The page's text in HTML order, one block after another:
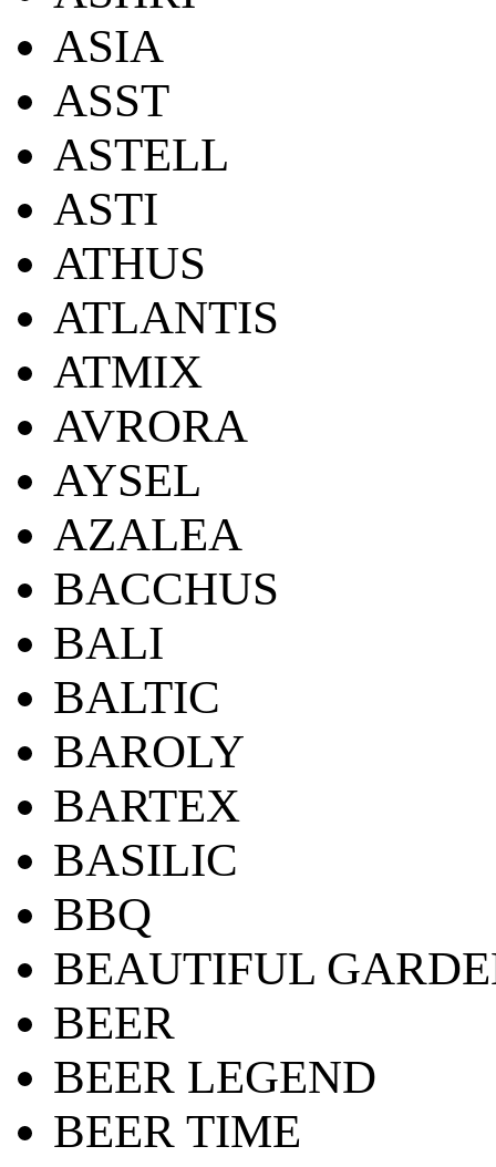
ASIA
ASST
ASTELL
ASTI
ATHUS
ATLANTIS
ATMIX
AVRORA
AYSEL
AZALEA
BACCHUS
BALI
BALTIC
BAROLY
BARTEX
BASILIC
BBQ
BEAUTIFUL
BEER
BEER LEGEND
BEER TIME